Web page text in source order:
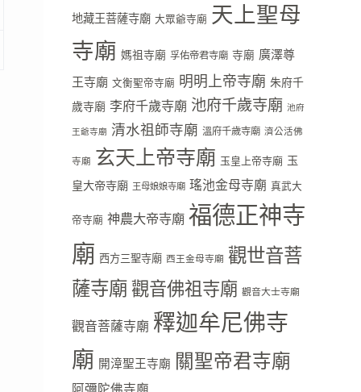
地藏王菩薩寺廟 大眾爺寺廟 天上聖母
寺廟 媽祖寺廟 孚佑帝君寺廟 寺廟 廣澤尊
王寺廟 文衡聖帝寺廟 明明上帝寺廟 朱府千
歲寺廟 李府千歲寺廟 池府千歲寺廟 池府
王爺寺廟 清水祖師寺廟 溫府千歲寺廟 濟公活佛
寺廟 玄天上帝寺廟 玉皇上帝寺廟 玉
皇大帝寺廟 王母娘娘寺廟 瑤池金母寺廟 真武大
帝寺廟 神農大帝寺廟 福德正神寺
廟 西方三聖寺廟 西王金母寺廟 觀世音菩
薩寺廟觀音佛祖寺廟 觀音大士寺廟
觀音菩薩寺廟 釋迦牟尼佛寺
廟 開漳聖王寺廟 關聖帝君寺廟